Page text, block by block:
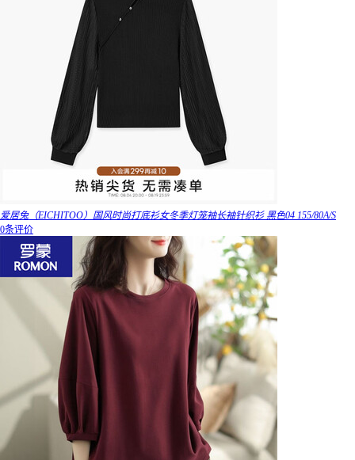
爱居兔（EICHITOO）国风时尚打底衫女冬季灯笼袖长袖针织衫 黑色04 155/80A/S
0条评价